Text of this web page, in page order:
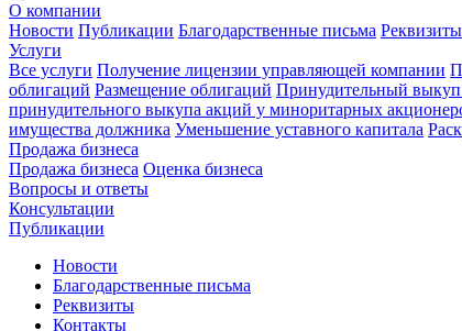
О компании
Новости Публикации Благодарственные письма Реквизиты
Услуги
Все услуги Получение лицензии управляющей компании
облигаций Размещение облигаций Принудительный
принудительного выкупа акций у миноритарных
имущества должника Уменьшение уставного капитала
Продажа бизнеса
Продажа бизнеса Оценка бизнеса
Вопросы и ответы
Консультации
Публикации
Новости
Благодарственные письма
Реквизиты
Контакты